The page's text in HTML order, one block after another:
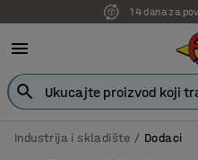
14 dana za
Industrija i skladište Dodaci